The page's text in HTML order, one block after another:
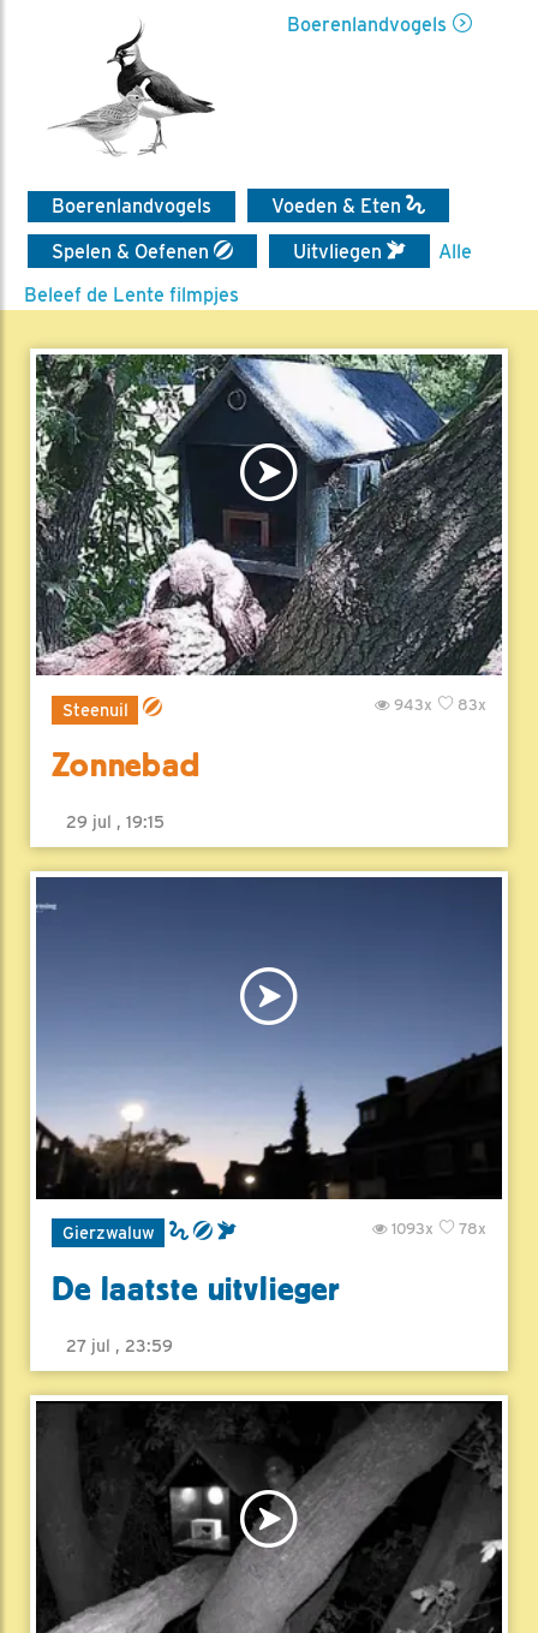
Boerenlandvogels
Boerenlandvogels
Voeden & Eten
Spelen & Oefenen
Uitvliegen
Alle
Beleef de Lente filmpjes
Steenuil 83x
943x
Zonnebad
29 jul , 19:15
Gierzwaluw 78x
1093x
De laatste uitvlieger
27 jul , 23:59